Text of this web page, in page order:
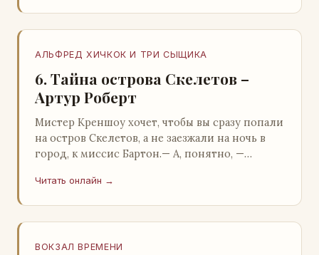
АЛЬФРЕД ХИЧКОК И ТРИ СЫЩИКА
6. Тайна острова Скелетов –
Артур Роберт
Мистер Креншоу хочет, чтобы вы сразу попали
на остров Скелетов, а не заезжали на ночь в
город, к миссис Бартон.— А, понятно, —
«кризис»…
Читать онлайн →
ВОКЗАЛ ВРЕМЕНИ